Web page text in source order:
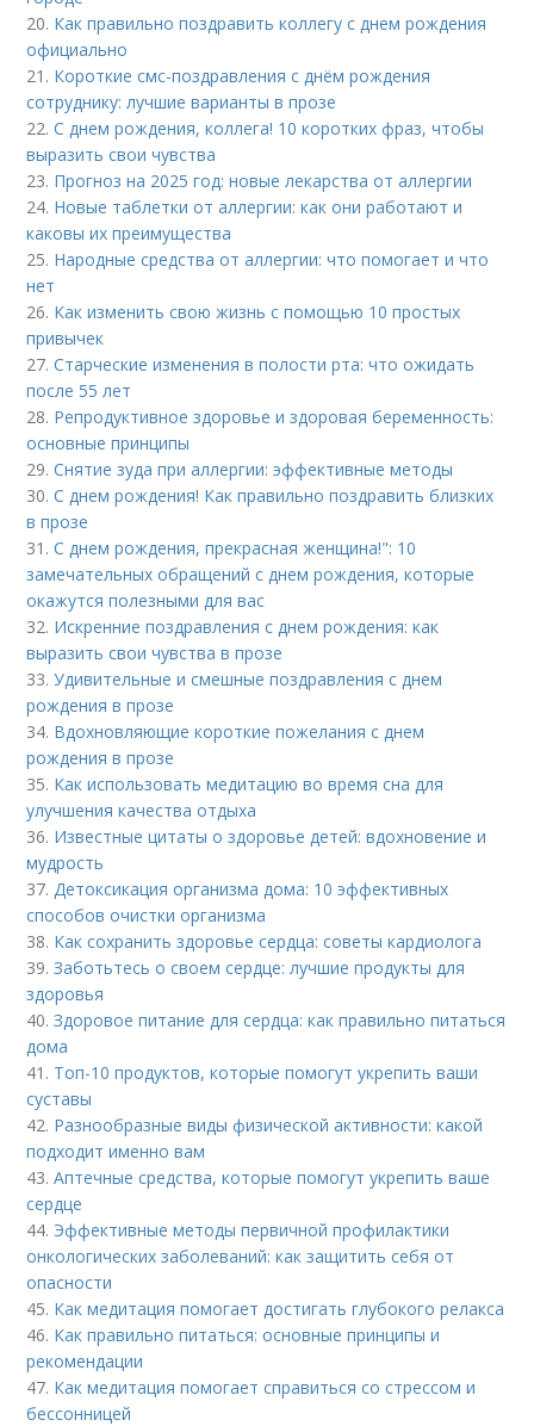
20. Как правильно поздравить коллегу с днем рождения
официально
21. Короткие смс-поздравления с днём рождения
сотруднику: лучшие варианты в прозе
22.С днем рождения, коллега! 10 коротких фраз, чтобы
выразить свои чувства
23. Прогноз на 2025 год: новые лекарства от аллергии
24. Новые таблетки от аллергии: как они работают и
каковы их преимущества
25. Народные средства от аллергии: что помогает и что
нет
26. Как изменить свою жизнь с помощью 10 простых
привычек
27.Старческие изменения в полости рта: что ожидать
после 55 лет
28. Репродуктивное здоровье и здоровая беременность:
основные принципы
29.Снятие зуда при аллергии: эффективные методы
30.С днем рождения! Как правильно поздравить близких
в прозе
31.С днем рождения, прекрасная женщина!": 10
замечательных обращений с днем рождения, которые
окажутся полезными для вас
32. Искренние поздравления с днем рождения: как
выразить свои чувства в прозе
33.Удивительные и смешные поздравления с днем
рождения в прозе
34. Вдохновляющие короткие пожелания с днем
рождения в прозе
35. Как использовать медитацию во время сна для
улучшения качества отдыха
36. Известные цитаты о здоровье детей: вдохновение и
мудрость
37. Детоксикация организма дома: 10 эффективных
способов очистки организма
38. Как сохранить здоровье сердца: советы кардиолога
39.Заботьтесь о своем сердце: лучшие продукты для
здоровья
40.Здоровое питание для сердца: как правильно питаться
дома
41. Топ-10 продуктов, которые помогут укрепить ваши
суставы
42. Разнообразные виды физической активности: какой
подходит именно вам
43.Аптечные средства, которые помогут укрепить ваше
сердце
44. Эффективные методы первичной профилактики
онкологических заболеваний: как защитить себя от
опасности
45. Как медитация помогает достигать глубокого релакса
46. Как правильно питаться: основные принципы и
рекомендации
47. Как медитация помогает справиться со стрессом и
бессонницей